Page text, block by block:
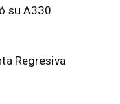
su A330
Regresiva